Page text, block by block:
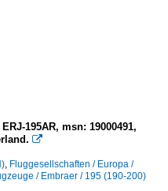
195AR, msn: 19000491,

, Fluggesellschaften / Europa /
/ Embraer / 195 (190-200)